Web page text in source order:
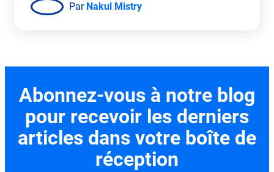
Par Nakul Mistry
Abonnez-vous à notre blog
pour recevoir les derniers
articles dans votre boîte de
réception